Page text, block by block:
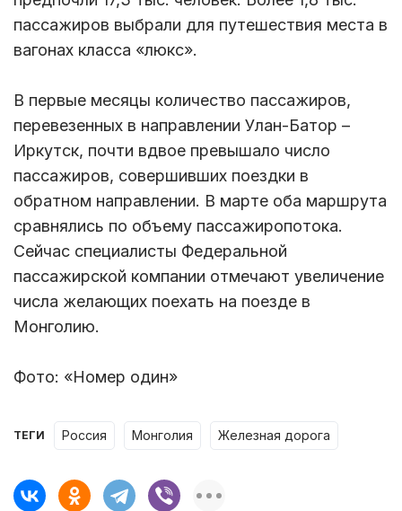
пассажиров выбрали для путешествия места в
вагонах класса «люкс».
В первые месяцы количество пассажиров,
перевезенных в направлении Улан-Батор –
Иркутск, почти вдвое превышало число
пассажиров, совершивших поездки в
обратном направлении. В марте оба маршрута
сравнялись по объему пассажиропотока.
Сейчас специалисты Федеральной
пассажирской компании отмечают увеличение
числа желающих поехать на поезде в
Монголию.
Фото: «Номер один»
ТЕГИ Россия Монголия железная дорога